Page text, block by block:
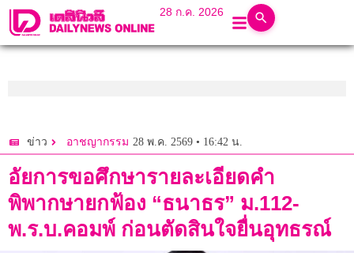
28 ก.ค. 2026
ข่าว อาชญากรรม 28 พ.ค. 2569 • 16:42 น.
อัยการขอศึกษารายละเอียดคำ
พิพากษายกฟ้อง “ธนาธร” ม.112-
พ.ร.บ.คอมพ์ ก่อนตัดสินใจยื่นอุทธรณ์